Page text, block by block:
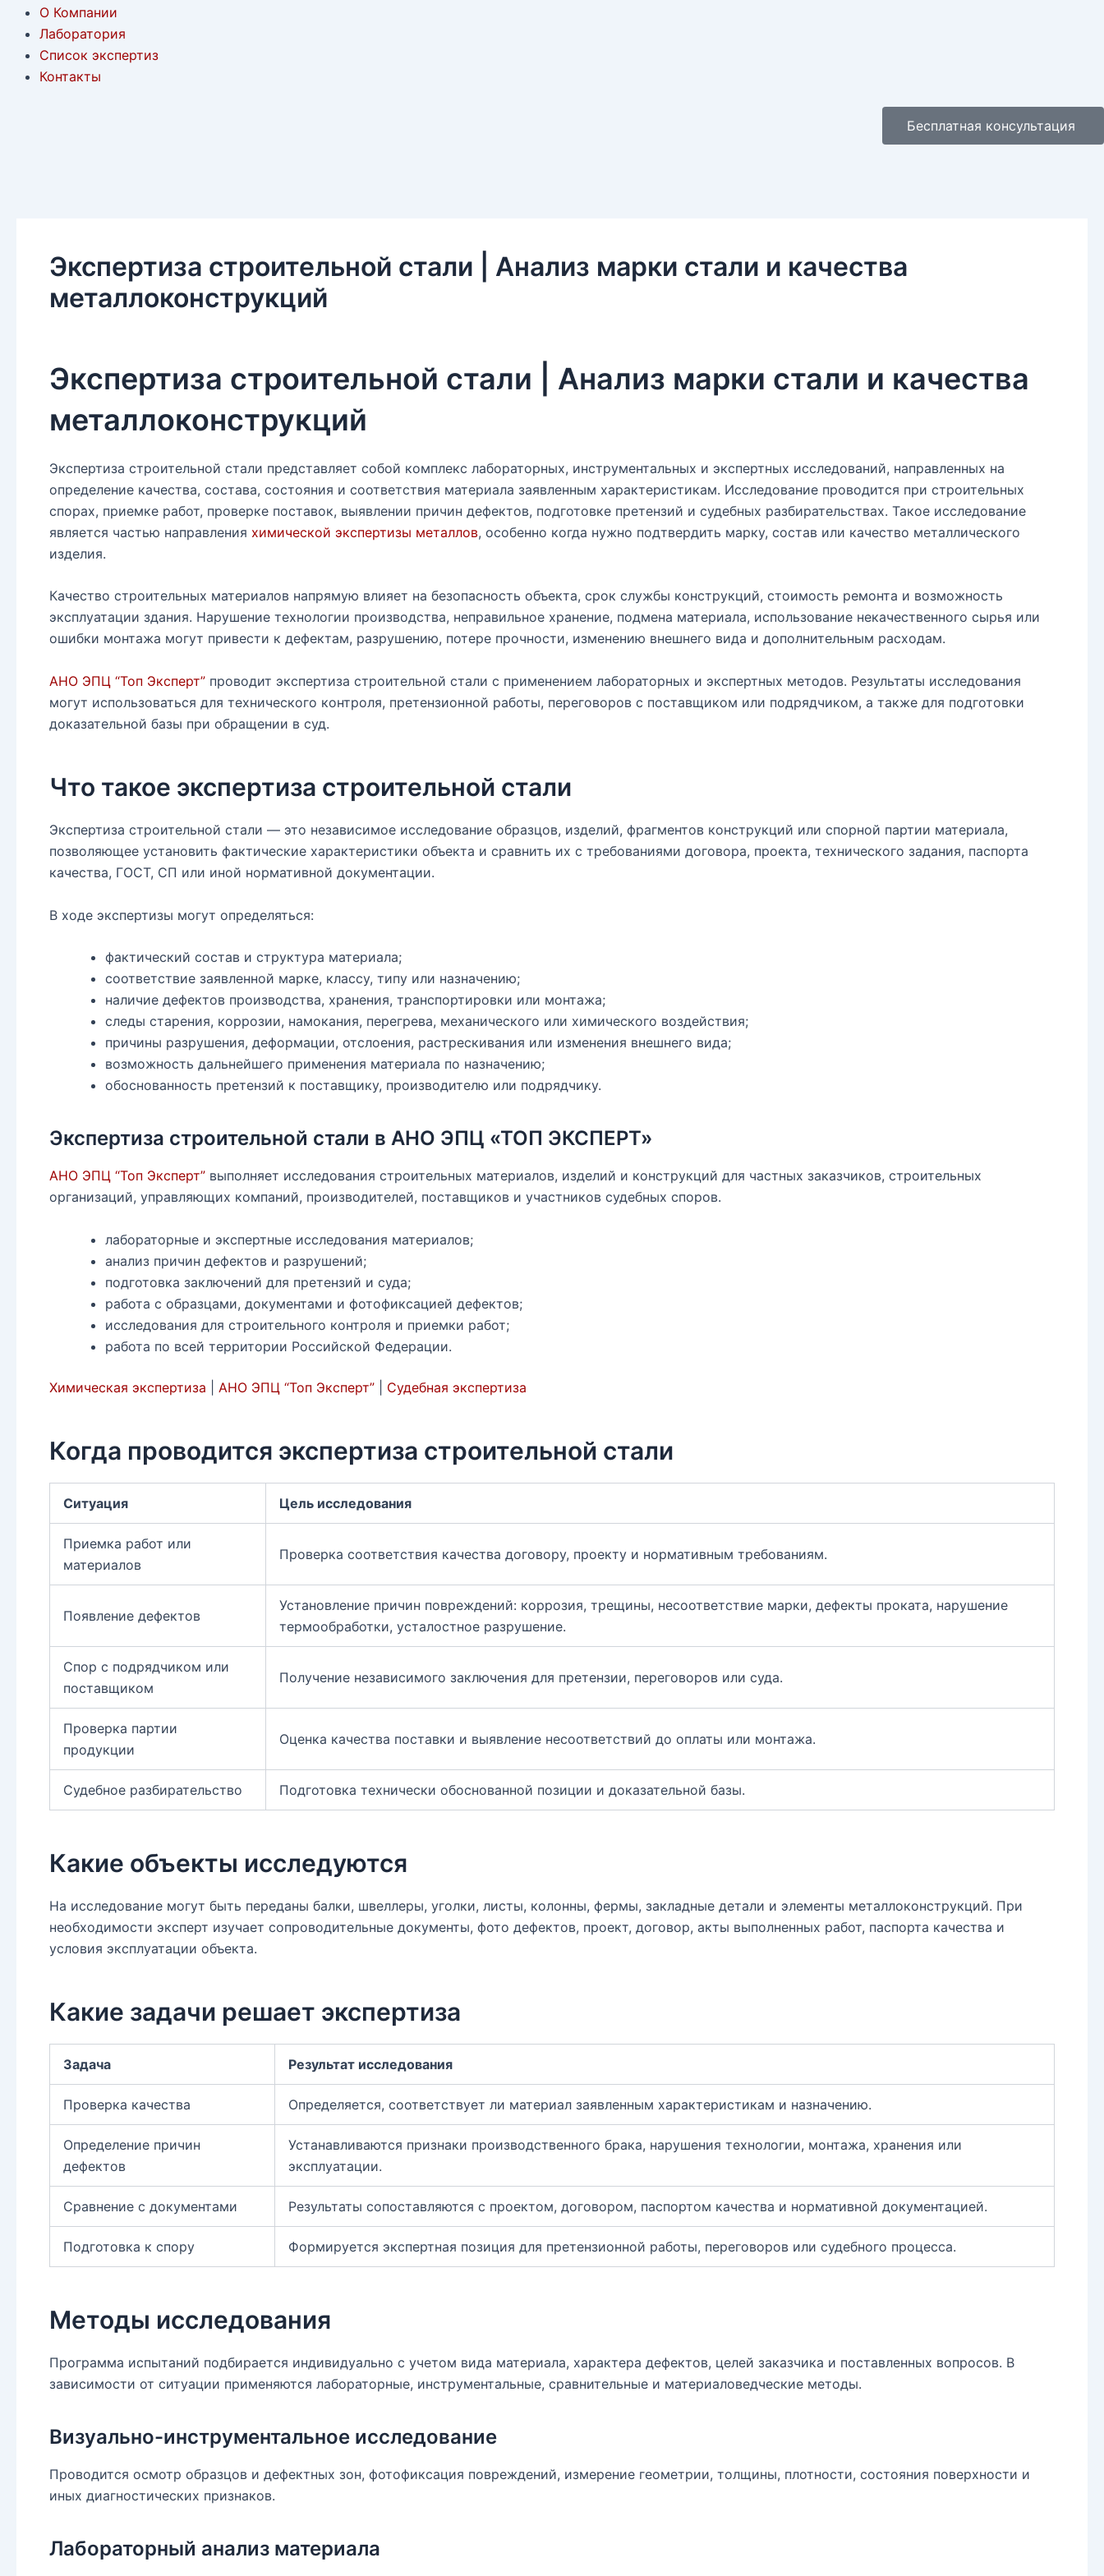
О Компании
Лаборатория
Список экспертиз
Контакты
Бесплатная консультация
Экспертиза строительной стали | Анализ марки стали и качества
металлоконструкций
Экспертиза строительной стали | Анализ марки стали и качества
металлоконструкций
Экспертиза строительной стали представляет собой комплекс лабораторных, инструментальных и экспертных исследований, направленных на
определение качества, состава, состояния и соответствия материала заявленным характеристикам. Исследование проводится при строительных
спорах, приемке работ, проверке поставок, выявлении причин дефектов, подготовке претензий и судебных разбирательствах. Такое исследование
является частью направления химической экспертизы металлов, особенно когда нужно подтвердить марку, состав или качество металлического
изделия.
Качество строительных материалов напрямую влияет на безопасность объекта, срок службы конструкций, стоимость ремонта и возможность
эксплуатации здания. Нарушение технологии производства, неправильное хранение, подмена материала, использование некачественного сырья или
ошибки монтажа могут привести к дефектам, разрушению, потере прочности, изменению внешнего вида и дополнительным расходам.
АНО ЭПЦ “Топ Эксперт” проводит экспертиза строительной стали с применением лабораторных и экспертных методов. Результаты исследования
могут использоваться для технического контроля, претензионной работы, переговоров с поставщиком или подрядчиком, а также для подготовки
доказательной базы при обращении в суд.
Что такое экспертиза строительной стали
Экспертиза строительной стали — это независимое исследование образцов, изделий, фрагментов конструкций или спорной партии материала,
позволяющее установить фактические характеристики объекта и сравнить их с требованиями договора, проекта, технического задания, паспорта
качества, ГОСТ, СП или иной нормативной документации.
В ходе экспертизы могут определяться:
фактический состав и структура материала;
соответствие заявленной марке, классу, типу или назначению;
наличие дефектов производства, хранения, транспортировки или монтажа;
следы старения, коррозии, намокания, перегрева, механического или химического воздействия;
причины разрушения, деформации, отслоения, растрескивания или изменения внешнего вида;
возможность дальнейшего применения материала по назначению;
обоснованность претензий к поставщику, производителю или подрядчику.
Экспертиза строительной стали в АНО ЭПЦ «ТОП ЭКСПЕРТ»
АНО ЭПЦ “Топ Эксперт” выполняет исследования строительных материалов, изделий и конструкций для частных заказчиков, строительных
организаций, управляющих компаний, производителей, поставщиков и участников судебных споров.
лабораторные и экспертные исследования материалов;
анализ причин дефектов и разрушений;
подготовка заключений для претензий и суда;
работа с образцами, документами и фотофиксацией дефектов;
исследования для строительного контроля и приемки работ;
работа по всей территории Российской Федерации.
Химическая экспертиза АНО ЭПЦ “Топ Эксперт” Судебная экспертиза
Когда проводится экспертиза строительной стали
Ситуация Цель исследования
Приемка работ или
материалов
Проверка соответствия качества договору, проекту и нормативным требованиям.
Появление дефектов
Установление причин повреждений: коррозия, трещины, несоответствие марки, дефекты проката, нарушение
термообработки, усталостное разрушение.
Спор с подрядчиком или
поставщиком
Получение независимого заключения для претензии, переговоров или суда.
Проверка партии
продукции
Оценка качества поставки и выявление несоответствий до оплаты или монтажа.
Судебное разбирательство Подготовка технически обоснованной позиции и доказательной базы.
Какие объекты исследуются
На исследование могут быть переданы балки, швеллеры, уголки, листы, колонны, фермы, закладные детали и элементы металлоконструкций. При
необходимости эксперт изучает сопроводительные документы, фото дефектов, проект, договор, акты выполненных работ, паспорта качества и
условия эксплуатации объекта.
Какие задачи решает экспертиза
Задача Результат исследования
Проверка качества Определяется, соответствует ли материал заявленным характеристикам и назначению.
Определение причин
дефектов
Устанавливаются признаки производственного брака, нарушения технологии, монтажа, хранения или
эксплуатации.
Сравнение с документами Результаты сопоставляются с проектом, договором, паспортом качества и нормативной документацией.
Подготовка к спору Формируется экспертная позиция для претензионной работы, переговоров или судебного процесса.
Методы исследования
Программа испытаний подбирается индивидуально с учетом вида материала, характера дефектов, целей заказчика и поставленных вопросов. В
зависимости от ситуации применяются лабораторные, инструментальные, сравнительные и материаловедческие методы.
Визуально-инструментальное исследование
Проводится осмотр образцов и дефектных зон, фотофиксация повреждений, измерение геометрии, толщины, плотности, состояния поверхности и
иных диагностических признаков.
Лабораторный анализ материала